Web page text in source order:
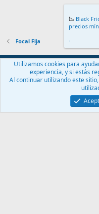
Focal Fija
Español (ES)
Contáctanos
Términos y
Community platform by XenForo®
📉 Black
precios
.
Utilizamos cookies para
experiencia, y si estás
Al continuar utilizando este